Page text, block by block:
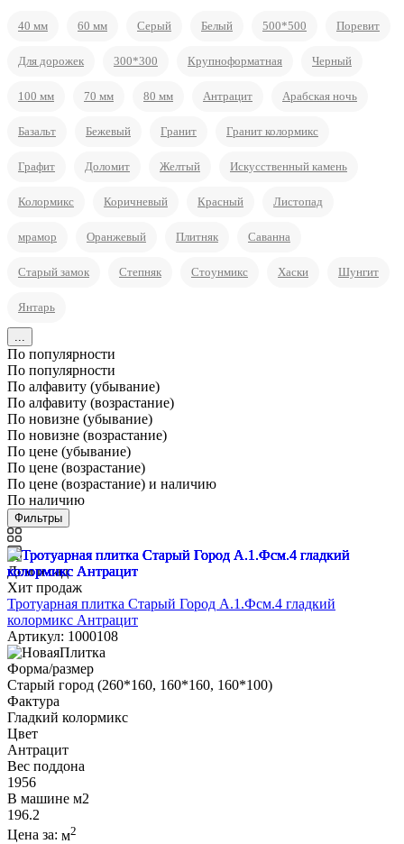
40 мм 60 мм Серый Белый 500*500 Поревит
Для дорожек 300*300 Крупноформатная Черный
100 мм 70 мм 80 мм Антрацит Арабская ночь
Базальт Бежевый Гранит Гранит колормикс
Графит Доломит Желтый Искусственный камень
Колормикс Коричневый Красный Листопад
мрамор Оранжевый Плитняк Саванна
Старый замок Степняк Стоунмикс Хаски Шунгит
Янтарь
...
По популярности
По популярности
По алфавиту (убывание)
По алфавиту (возрастание)
По новизне (убывание)
По новизне (возрастание)
По цене (убывание)
По цене (возрастание)
По цене (возрастание) и наличию
По наличию
Фильтры
Дом и сад
Хит продаж
Тротуарная плитка Старый Город А.1.Фсм.4 гладкий
колормикс Антрацит
Артикул: 1000108
Форма/размер
Старый город (260*160, 160*160, 160*100)
Фактура
Гладкий колормикс
Цвет
Антрацит
Вес поддона
1956
В машине м2
196.2
Цена за: м2